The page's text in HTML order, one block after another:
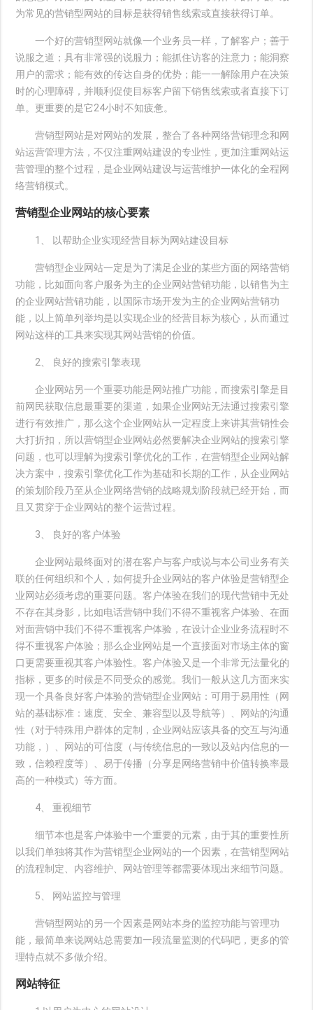
为常见的营销型网站的目标是获得销售线索或直接获得订单。
一个好的营销型网站就像一个业务员一样，了解客户；善于
说服之道；具有非常强的说服力；能抓住访客的注意力；能洞察
用户的需求；能有效的传达自身的优势；能一一解除用户在决策
时的心理障碍，并顺利促使目标客户留下销售线索或者直接下订
单。更重要的是它24小时不知疲惫。
营销型网站是对网站的发展，整合了各种网络营销理念和网
站运营管理方法，不仅注重网站建设的专业性，更加注重网站运
营管理的整个过程，是企业网站建设与运营维护一体化的全程网
络营销模式。
营销型企业网站的核心要素
1、 以帮助企业实现经营目标为网站建设目标
营销型企业网站一定是为了满足企业的某些方面的网络营销
功能，比如面向客户服务为主的企业网站营销功能，以销售为主
的企业网站营销功能，以国际市场开发为主的企业网站营销功
能，以上简单列举均是以实现企业的经营目标为核心，从而通过
网站这样的工具来实现其网站营销的价值。
2、 良好的搜索引擎表现
企业网站另一个重要功能是网站推广功能，而搜索引擎是目
前网民获取信息最重要的渠道，如果企业网站无法通过搜索引擎
进行有效推广，那么这个企业网站从一定程度上来讲其营销性会
大打折扣，所以营销型企业网站必然要解决企业网站的搜索引擎
问题，也可以理解为搜索引擎优化的工作，在营销型企业网站解
决方案中，搜索引擎优化工作为基础和长期的工作，从企业网站
的策划阶段乃至从企业网络营销的战略规划阶段就已经开始，而
且又贯穿于企业网站的整个运营过程。
3、 良好的客户体验
企业网站最终面对的潜在客户与客户或说与本公司业务有关
联的任何组织和个人，如何提升企业网站的客户体验是营销型企
业网站必须考虑的重要问题。客户体验在我们的现代营销中无处
不存在其身影，比如电话营销中我们不得不重视客户体验、在面
对面营销中我们不得不重视客户体验，在设计企业业务流程时不
得不重视客户体验；那么企业网站是一个直接面对市场主体的窗
口更需要重视其客户体验性。客户体验又是一个非常无法量化的
指标，更多的时候是不同受众的感觉。我们一般从这几方面来实
现一个具备良好客户体验的营销型企业网站：可用于易用性（网
站的基础标准：速度、安全、兼容型以及导航等）、网站的沟通
性（对于特殊用户群体的定制，企业网站应该具备的交互与沟通
功能，）、网站的可信度（与传统信息的一致以及站内信息的一
致，信赖程度等）、易于传播（分享是网络营销中价值转换率最
高的一种模式）等方面。
4、 重视细节
细节本也是客户体验中一个重要的元素，由于其的重要性所
以我们单独将其作为营销型企业网站的一个因素，在营销型网站
的流程制定、内容维护、网站管理等都需要体现出来细节问题。
5、 网站监控与管理
营销型网站的另一个因素是网站本身的监控功能与管理功
能，最简单来说网站总需要加一段流量监测的代码吧，更多的管
理特点就不多做介绍。
网站特征